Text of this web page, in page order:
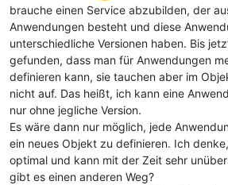
brauche einen Service abzubilden, der
Anwendungen besteht und diese
unterschiedliche Versionen haben. Bis
gefunden, dass man für Anwendungen
definieren kann, sie tauchen aber im
nicht auf. Das heißt, ich kann eine
nur ohne jegliche Version.
Es wäre dann nur möglich, jede
ein neues Objekt zu definieren. Ich
optimal und kann mit der Zeit sehr
gibt es einen anderen Weg?